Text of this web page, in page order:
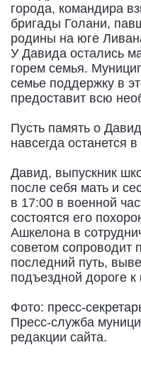
города, командира
бригады Голани,
У Давида остались
горем семья.
семье поддержку в
предоставит всю
Пусть память о
навсегда останется
Давид, выпускник
после себя мать и
в 17:00 в военной
состоятся его
Ашкелона в
советом сопроводит
последний путь,
подъездной дороге
Фото: пресс-
Пресс-служба
редакции сайта.